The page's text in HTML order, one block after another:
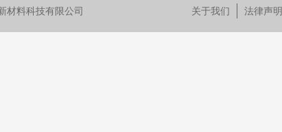
材料科技有限公司 关于我们 法律声明